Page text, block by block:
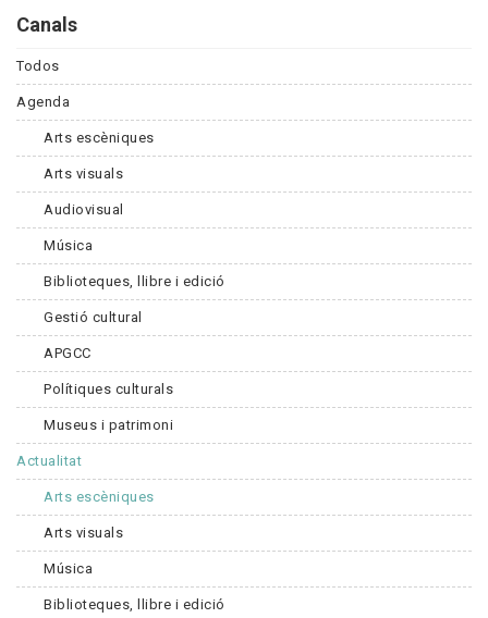
Canals
Todos
Agenda
Arts escèniques
Arts visuals
Audiovisual
Música
Biblioteques, llibre i edició
Gestió cultural
APGCC
Polítiques culturals
Museus i patrimoni
Actualitat
Arts escèniques
Arts visuals
Música
Biblioteques, llibre i edició